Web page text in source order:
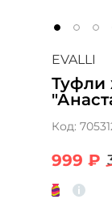
EVALLI
Туфли
Код:
999 ₽